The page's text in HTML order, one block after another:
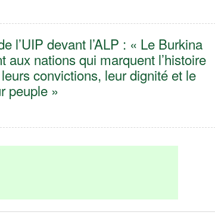
l’UIP devant l’ALP : « Le Burkina
aux nations qui marquent l’histoire
convictions, leur dignité et le
peuple »